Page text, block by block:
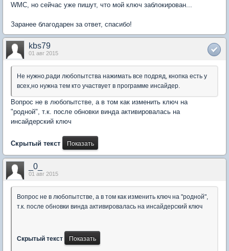
WMC, но сейчас уже пишут, что мой ключ заблокирован...
Заранее благодарен за ответ, спасибо!
kbs79
01 авг 2015
Не нужно,ради любопытства нажимать все подряд, кнопка есть у
всех,но нужна тем кто участвует в программе инсайдер.
Вопрос не в любопытстве, а в том как изменить ключ на
"родной", т.к. после обновки винда активировалась на
инсайдерский ключ
Скрытый текст
_0_
01 авг 2015
Вопрос не в любопытстве, а в том как изменить ключ на "родной",
т.к. после обновки винда активировалась на инсайдерский ключ
Скрытый текст